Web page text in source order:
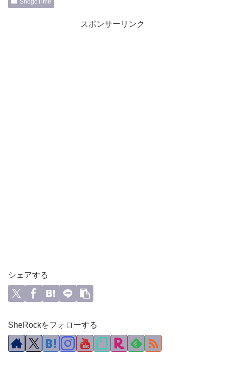
ShogoTime
スポンサーリンク
シェアする
SheRockをフォローする